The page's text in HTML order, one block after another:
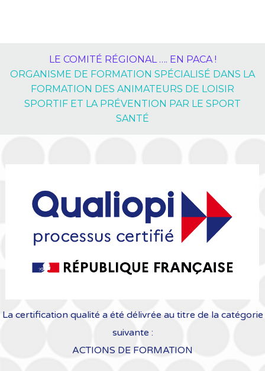
LE COMITÉ RÉGIONAL …. EN PACA !
ORGANISME DE FORMATION SPÉCIALISÉ DANS LA
FORMATION DES ANIMATEURS DE LOISIR
SPORTIF ET LA PRÉVENTION PAR LE SPORT
SANTÉ
La certification qualité a été délivrée au titre de la catégorie
suivante :
ACTIONS DE FORMATION